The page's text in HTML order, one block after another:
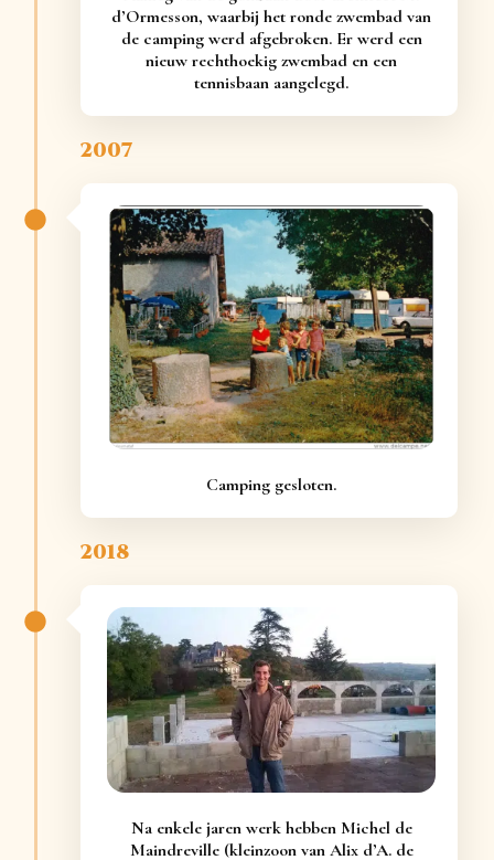
d’Ormesson, waarbij het ronde zwembad van
de camping werd afgebroken. Er werd een
nieuw rechthoekig zwembad en een
tennisbaan aangelegd.
2007
Camping gesloten.
2018
Na enkele jaren werk hebben Michel de
Maindreville (kleinzoon van Alix d’A. de